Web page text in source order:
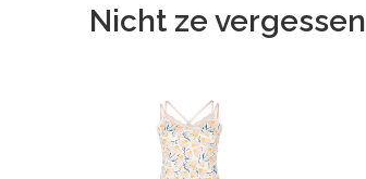
Nicht ze vergessen